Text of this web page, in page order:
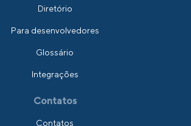
Diretório
Para desenvolvedores
Glossário
Integrações
Contatos
Contatos